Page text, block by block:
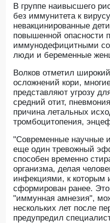
В группе наивысшего
без иммунитета к
невакцинированные
повышенной опасности
иммунодефицитными
люди и беременные
Волков отметил
осложнений кори,
представляют угрозу
средний отит,
причина летальных
тромбоцитопения,
"Современные научные
еще один тревожный
способен временно
организма, делая
инфекциями, к которым
сформирован ранее. Это
"иммунная амнезия",
нескольких лет после
предупредил